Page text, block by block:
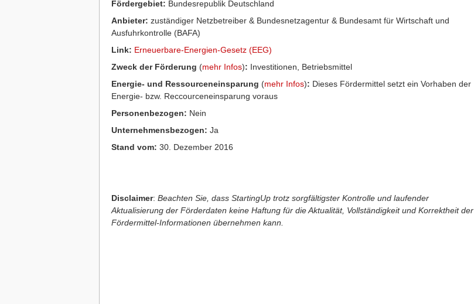
Fördergebiet: Bundesrepublik Deutschland
Anbieter: zuständiger Netzbetreiber & Bundesnetzagentur & Bundesamt für Wirtschaft und
Ausfuhrkontrolle (BAFA)
Link: Erneuerbare-Energien-Gesetz (EEG)
Zweck der Förderung (mehr Infos): Investitionen, Betriebsmittel
Energie- und Ressourceneinsparung (mehr Infos): Dieses Fördermittel setzt ein Vorhaben der
Energie- bzw. Reccourceneinsparung voraus
Personenbezogen: Nein
Unternehmensbezogen: Ja
Stand vom: 30. Dezember 2016
Disclaimer: Beachten Sie, dass StartingUp trotz sorgfältigster Kontrolle und laufender
Aktualisierung der Förderdaten keine Haftung für die Aktualität, Vollständigkeit und Korrektheit der
Fördermittel-Informationen übernehmen kann.